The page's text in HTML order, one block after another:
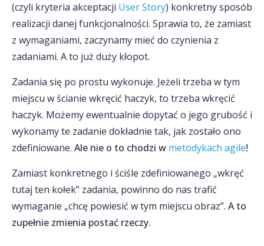
(czyli kryteria akceptacji User Story) konkretny sposób
realizacji danej funkcjonalności. Sprawia to, że zamiast
z wymaganiami, zaczynamy mieć do czynienia z
zadaniami. A to już duży kłopot.
Zadania się po prostu wykonuje. Jeżeli trzeba w tym
miejscu w ścianie wkręcić haczyk, to trzeba wkręcić
haczyk. Możemy ewentualnie dopytać o jego grubość i
wykonamy te zadanie dokładnie tak, jak zostało ono
zdefiniowane. Ale nie o to chodzi w metodykach agile!
Zamiast konkretnego i ściśle zdefiniowanego „wkręć
tutaj ten kołek” zadania, powinno do nas trafić
wymaganie „chcę powiesić w tym miejscu obraz”. A to
zupełnie zmienia postać rzeczy.